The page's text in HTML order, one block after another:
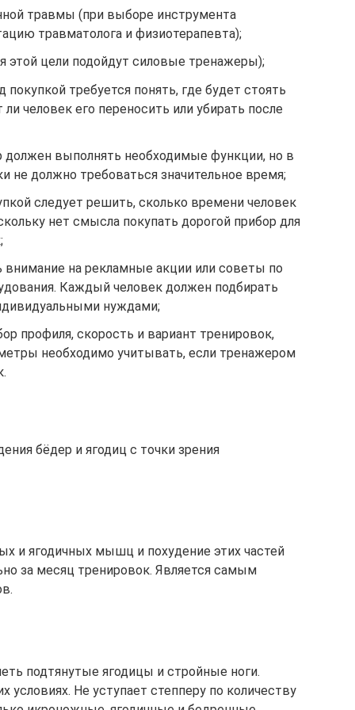
травмы (при выборе инструмента
травматолога и физиотерапевта);
этой цели подойдут силовые тренажеры);
требуется понять, где будет стоять
человек его переносить или убирать после
должен выполнять необходимые функции, но в
не должно требоваться значительное время;
следует решить, сколько времени человек
нет смысла покупать дорогой прибор для
на рекламные акции или советы по
Каждый человек должен подбирать
нуждами;
профиля, скорость и вариант тренировок,
необходимо учитывать, если тренажером
бёдер и ягодиц с точки зрения
и ягодичных мышц и похудение этих частей
за месяц тренировок. Является самым
подтянутые ягодицы и стройные ноги.
Не уступает степперу по количеству